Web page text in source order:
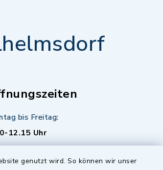
genutzt wird. So können wir unser
bis Freitag:
12.15 Uhr